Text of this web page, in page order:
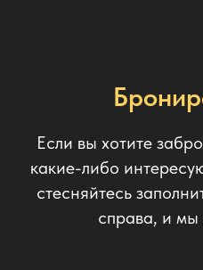
Если вы хотите
какие-либо
стесняйтесь
справа, и мы